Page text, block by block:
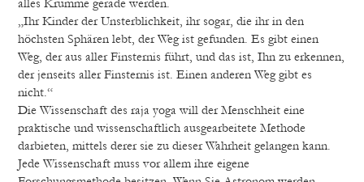
alles Krumme gerade werden.
„Ihr Kinder der Unsterblichkeit, ihr sogar, die ihr in den
höchsten Sphären lebt, der Weg ist gefunden. Es gibt einen
Weg, der aus aller Finsternis führt, und das ist, Ihn zu erkennen,
der jenseits aller Finsternis ist. Einen anderen Weg gibt es
nicht.“
Die Wissenschaft des raja yoga will der Menschheit eine
praktische und wissenschaftlich ausgearbeitete Methode
darbieten, mittels derer sie zu dieser Wahrheit gelangen kann.
Jede Wissenschaft muss vor allem ihre eigene